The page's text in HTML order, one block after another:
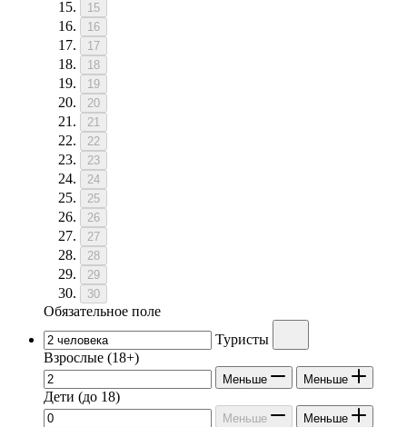
15
16
17
18
19
20
21
22
23
24
25
26
27
28
29
30
Обязательное поле
Туристы
Взрослые (18+)
Меньше Меньше
Дети (до 18)
Меньше Меньше